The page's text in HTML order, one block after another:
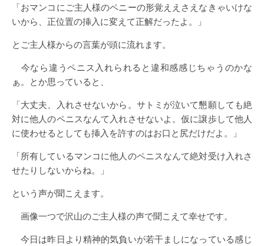
「おマンコにご主人様のペニーの形覚ええさえなきゃいけな
いから、正位置の挿入に変えて正解だったよ。」
とご主人様からの言葉が頭に流れます。
今なら違うペニス入れられると違和感感じちゃうのかな
ぁ。とか思っていると、
「大丈夫、入れさせないから。サトミが泣いて懇願しても絶
対に他人のペニスなんて入れさせないよ。仮に譲歩して他人
に使わせるとしても挿入を許すのはお口と尻だけだよ。」
「所有しているマンコに他人のペニスなんて絶対受け入れさ
せたりしないからね。」
という声が聞こえます。
画像一つで沢山のご主人様の声で聞こえて幸せです。
今日は昨日より精神的気負いが若干ましになっている感じ